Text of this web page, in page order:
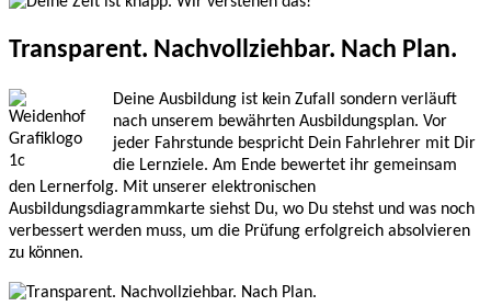
Transparent. Nachvollziehbar. Nach Plan.
Deine Ausbildung ist kein Zufall sondern verläuft
nach unserem bewährten Ausbildungsplan. Vor
jeder Fahrstunde bespricht Dein Fahrlehrer mit Dir
die Lernziele. Am Ende bewertet ihr gemeinsam
den Lernerfolg. Mit unserer elektronischen
Ausbildungsdiagrammkarte siehst Du, wo Du stehst und was noch
verbessert werden muss, um die Prüfung erfolgreich absolvieren
zu können.